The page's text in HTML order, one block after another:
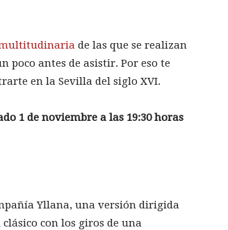
de las que se realizan
poco antes de asistir. Por eso te
en la Sevilla del siglo XVI.
1 de noviembre a las 19:30 horas
Yllana, una versión dirigida
con los giros de una